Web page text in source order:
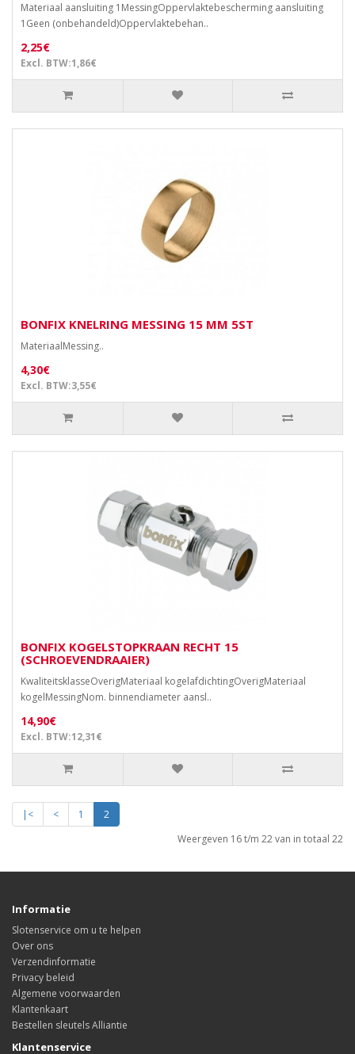
Materiaal aansluiting 1MessingOppervlaktebescherming aansluiting
1Geen (onbehandeld)Oppervlaktebehan..
2,25€
Excl. BTW:1,86€
BONFIX KNELRING MESSING 15 MM 5ST
MateriaalMessing..
4,30€
Excl. BTW:3,55€
BONFIX KOGELSTOPKRAAN RECHT 15
(SCHROEVENDRAAIER)
KwaliteitsklasseOverigMateriaal kogelafdichtingOverigMateriaal
kogelMessingNom. binnendiameter aansl..
14,90€
Excl. BTW:12,31€
|< < 1
2
Weergeven 16 t/m 22 van in totaal 22
Informatie
Slotenservice om u te helpen
Over ons
Verzendinformatie
Privacy beleid
Algemene voorwaarden
Klantenkaart
Bestellen sleutels Alliantie
Klantenservice